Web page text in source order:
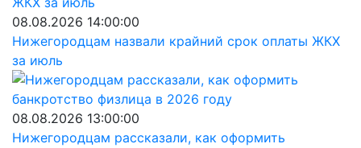
08.08.2026 14:00:00
Нижегородцам назвали крайний срок оплаты ЖКХ
за июль
08.08.2026 13:00:00
Нижегородцам рассказали, как оформить